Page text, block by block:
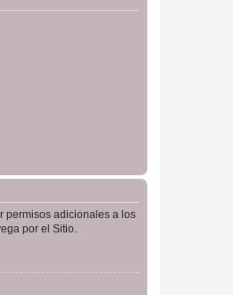
permisos adicionales a los
por el Sitio.